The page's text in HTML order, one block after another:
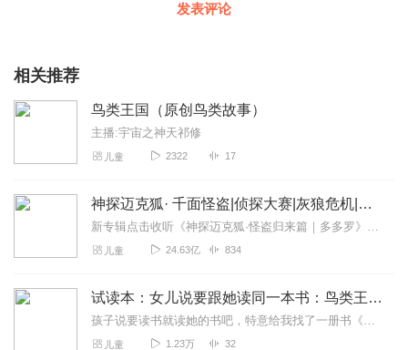
发表评论
相关推荐
鸟类王国（原创鸟类故事）
主播:宇宙之神天祁修
儿童 2322 17
神探迈克狐· 千面怪盗|侦探大赛|灰狼危机|多多罗
新专辑点击收听《神探迈克狐·怪盗归来篇｜多多罗》！！！>>>点击进入主播橱窗购买《神探迈克狐》系列图书吧!<<<多多罗故事【点击前往】收听多多罗其他好玩有趣的故...
儿童 24.63亿 834
试读本：女儿说要跟她读同一本书：鸟类王国
孩子说要读书就读她的书吧，特意给我找了一册书《写给儿童的百科全书》，每天让我读给她听，好吧，那我就接受她的任务吧，试着录了【鸟类王国】。
儿童 1.23万 32